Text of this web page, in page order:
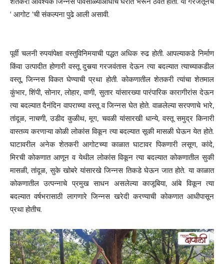
‘ आगोट ‘ची संकल्पना पुढे आली असावी.
पूर्वी चलनी रुपयांपेक्षा वस्तुविनिमयाची पद्धत अधिक रुढ होती. आपल्याकडे निर्माण
किंवा उत्पादीत होणारी वस्तू दुसर्‍या गरजवंतास देऊन त्या बदल्यात त्याच्याकडील
वस्तू, जिन्नस विकत घेण्याची प्रथा होती. कोकणातील शेतकरी त्यांचा शेतमाल
कुंभार, शिंपी, सोनार, लोहार, वाणी, सुतार यांसारख्या पारंपारिक कारागीरांस देऊन
त्या बदल्यात दैनंदिन वापराच्या वस्तू व जिन्नस घेत होते. वाळलेल्या सरपणाचे भारे,
तांदूळ, नाचणी, उडीद कुळीथ, मूग, चवळी यांसारखी धान्ये, वस्तू समुद्र किनारी
वास्तव्य करणाऱ्या कोळी लोकांस विकून त्या बदल्यात सूकी मासळी घेऊन येत होते.
घाटावरील अनेक शेतकरी आगोटच्या काळात घाटावर पिकणारी लसूण, कांदे,
मिरची कोकणात आणून व येथील लोकांस विकून त्या बदल्यात कोकणातील सुकी
मासळी, तांदूळ, सुके खोबरे यांसारखे जिन्नस तिकडे घेऊन जात होते. या काळात
कोकणातील उत्पन्नाचे प्रमुख साधन असलेल्या काजूबिया, आंबे विकून त्या
बदल्यात वर्षभरासाठी लागणारे जिन्नस खरेदी करण्याची कोकणात आधीपासून
प्रथा होतीच.